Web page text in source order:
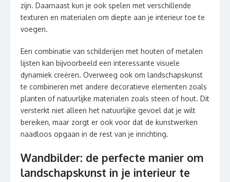
zijn. Daarnaast kun je ook spelen met verschillende
texturen en materialen om diepte aan je interieur toe te
voegen.
Een combinatie van schilderijen met houten of metalen
lijsten kan bijvoorbeeld een interessante visuele
dynamiek creëren. Overweeg ook om landschapskunst
te combineren met andere decoratieve elementen zoals
planten of natuurlijke materialen zoals steen of hout. Dit
versterkt niet alleen het natuurlijke gevoel dat je wilt
bereiken, maar zorgt er ook voor dat de kunstwerken
naadloos opgaan in de rest van je inrichting.
Wandbilder: de perfecte manier om
landschapskunst in je interieur te